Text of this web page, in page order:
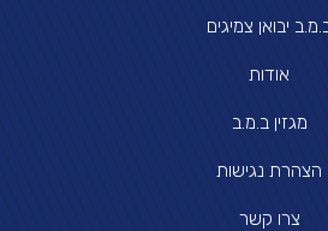
יבואן צמיגים
אודות
מגזין ב.מ.ב
הצהרת נגישות
צרו קשר